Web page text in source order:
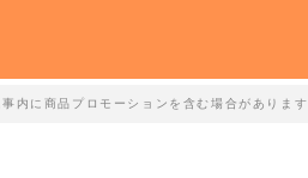
事内に商品プロモーションを含む場合があります